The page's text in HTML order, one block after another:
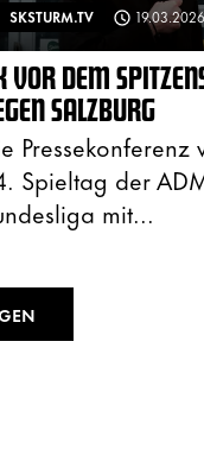
VOR DEM
SALZBURG
Pressekonferenz
Spieltag der
mit...
SKSTURM.TV 19.03.2026